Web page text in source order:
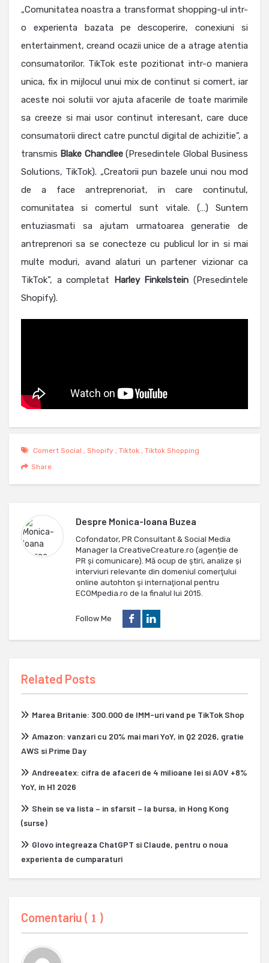
„Comunitatea noastra a transformat shopping-ul intr-
o experienta bazata pe descoperire, conexiuni si
entertainment, creand ocazii unice de a atrage atentia
consumatorilor. TikTok este pozitionat intr-o maniera
unica, fix in mijlocul unui mix de continut si comert, iar
aceste noi solutii vor ajuta afacerile de toate marimile
sa creeze si mai usor continut interesant, care duce
consumatorii direct catre punctul digital de achizitie”, a
transmis Blake Chandlee(Presedintele Global Business
Solutions, TikTok). „Creatorii pun bazele unui nou mod
de a face antreprenoriat, in care continutul,
comunitatea si comertul sunt vitale. (…) Suntem
entuziasmati sa ajutam urmatoarea generatie de
antreprenori sa se conecteze cu publicul lor in si mai
multe moduri, avand alaturi un partener vizionar ca
TikTok”, a completat Harley Finkelstein (Presedintele
Shopify).
Comert Social , Shopify , Tiktok , Tiktok Shopping
Share
Despre Monica-Ioana Buzea
Cofondator, PR Consultant & Social Media
Manager la CreativeCreature.ro (agenție de
PR și comunicare). Mă ocup de ştiri, analize și
interviuri relevante din domeniul comerţului
online autohton şi internaţional pentru
ECOMpedia.ro de la finalul lui 2015.
Follow Me
Related Posts
Marea Britanie: 300.000 de IMM-uri vand pe TikTok Shop
Amazon: vanzari cu 20% mai mari YoY, in Q2 2026, gratie
AWS si Prime Day
Andreeatex: cifra de afaceri de 4 milioane lei si AOV +8%
YoY, in H1 2026
Shein se va lista – in sfarsit – la bursa, in Hong Kong
(surse)
Glovo integreaza ChatGPT si Claude, pentru o noua
experienta de cumparaturi
Comentariu ( 1 )